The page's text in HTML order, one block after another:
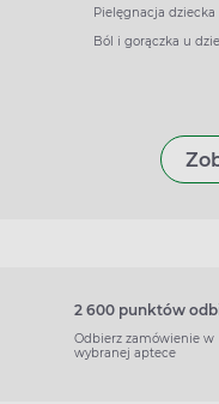
Pielęgnacja dziecka
Ból i gorączka u
2 600 punktów
Odbierz zamówienie w
wybranej aptece